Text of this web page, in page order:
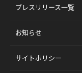
プレスリリース一覧
お知らせ
サイトポリシー